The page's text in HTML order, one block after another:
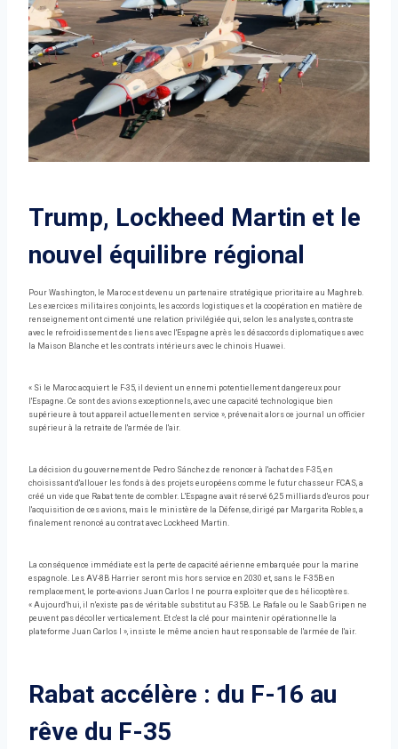
Trump, Lockheed Martin et le
nouvel équilibre régional
Pour Washington, le Maroc est devenu un partenaire stratégique prioritaire au Maghreb.
Les exercices militaires conjoints, les accords logistiques et la coopération en matière de
renseignement ont cimenté une relation privilégiée qui, selon les analystes, contraste
avec le refroidissement des liens avec l'Espagne après les désaccords diplomatiques avec
la Maison Blanche et les contrats intérieurs avec le chinois Huawei.
« Si le Maroc acquiert le F-35, il devient un ennemi potentiellement dangereux pour
l'Espagne. Ce sont des avions exceptionnels, avec une capacité technologique bien
supérieure à tout appareil actuellement en service », prévenait alors ce journal un officier
supérieur à la retraite de l'armée de l'air.
La décision du gouvernement de Pedro Sánchez de renoncer à l'achat des F-35, en
choisissant d'allouer les fonds à des projets européens comme le futur chasseur FCAS, a
créé un vide que Rabat tente de combler. L'Espagne avait réservé 6,25 milliards d'euros pour
l'acquisition de ces avions, mais le ministère de la Défense, dirigé par Margarita Robles, a
finalement renoncé au contrat avec Lockheed Martin.
La conséquence immédiate est la perte de capacité aérienne embarquée pour la marine
espagnole. Les AV-8B Harrier seront mis hors service en 2030 et, sans le F-35B en
remplacement, le porte-avions Juan Carlos I ne pourra exploiter que des hélicoptères.
« Aujourd'hui, il n'existe pas de véritable substitut au F-35B. Le Rafale ou le Saab Gripen ne
peuvent pas décoller verticalement. Et c'est la clé pour maintenir opérationnelle la
plateforme Juan Carlos I », insiste le même ancien haut responsable de l'armée de l'air.
Rabat accélère : du F-16 au
rêve du F-35